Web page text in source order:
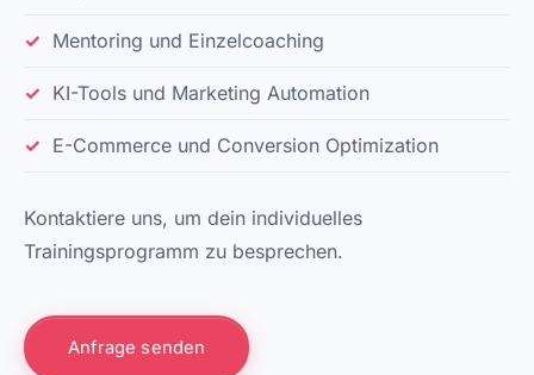
Mentoring und Einzelcoaching
KI-Tools und Marketing Automation
E-Commerce und Conversion Optimization
Kontaktiere uns, um dein individuelles
Trainingsprogramm zu besprechen.
Anfrage senden